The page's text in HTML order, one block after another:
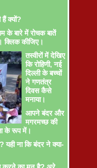
क्यों?
के बारे में रोचक बातें
क्लिक कीजिए।
तस्वीरों में देखिए
कि रोहिणी, नई
दिल्ली के बच्चों
ने गणतंत्र
दिवस कैसे
मनाया।
आपने बंदर और
मगरमच्छ की
के रूप में।
ना कि बंदर ने क्या-